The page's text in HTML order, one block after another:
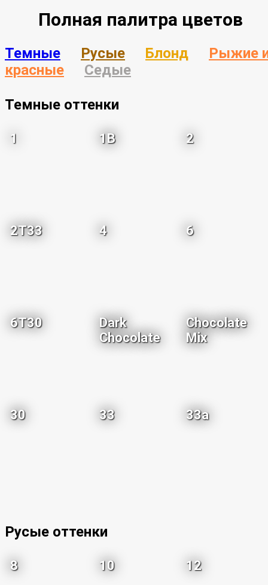
Полная палитра цветов
Темные Русые Блонд
Рыжие
красные
Седые
Темные оттенки
1 1B 2
2T33 4 6
6T30
Dark
Chocolate
Chocolate
Mix
30 33 33a
Русые оттенки
8 10 12